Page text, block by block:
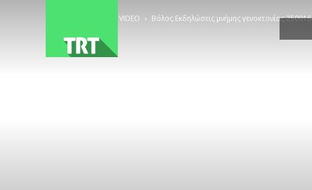
VIDEO Βόλος Εκδηλώσεις μνήμης γενοκτονίας 250916